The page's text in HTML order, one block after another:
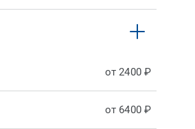
от 2400 ₽
от 6400 ₽